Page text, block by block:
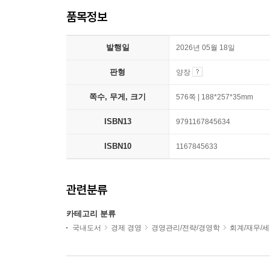
품목정보
발행일 2026년 05월 18일
판형 양장
쪽수, 무게, 크기 576쪽 | 188*257*35mm
ISBN13 9791167845634
ISBN10 1167845633
관련분류
카테고리 분류
국내도서 경제 경영 경영관리/전략/경영학 회계/재무/